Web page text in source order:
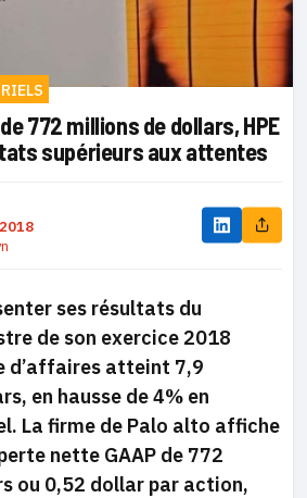
772 millions de dollars, HPE
supérieurs aux attentes
ses résultats du
de son exercice 2018
d’affaires atteint 7,9
en hausse de 4% en
La firme de Palo alto affiche
nette GAAP de 772
ou 0,52 dollar par action,